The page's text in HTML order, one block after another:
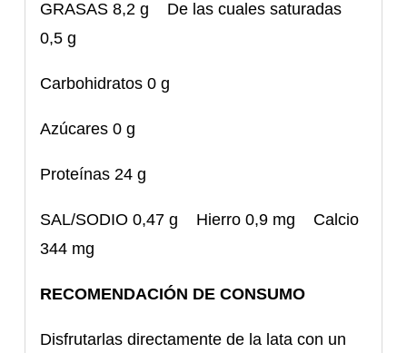
GRASAS 8,2 g De las cuales saturadas
0,5 g
Carbohidratos 0 g
Azúcares 0 g
Proteínas 24 g
SAL/SODIO 0,47 g Hierro 0,9 mg Calcio
344 mg
RECOMENDACIÓN DE CONSUMO
Disfrutarlas directamente de la lata con un